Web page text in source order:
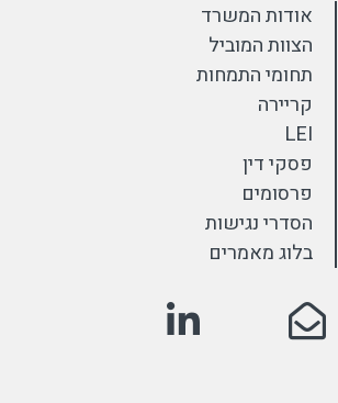
אודות המשרד
הצוות המוביל
תחומי התמחות
קריירה
LEI
פסקי דין
פרסומים
הסדרי נגישות
בלוג מאמרים